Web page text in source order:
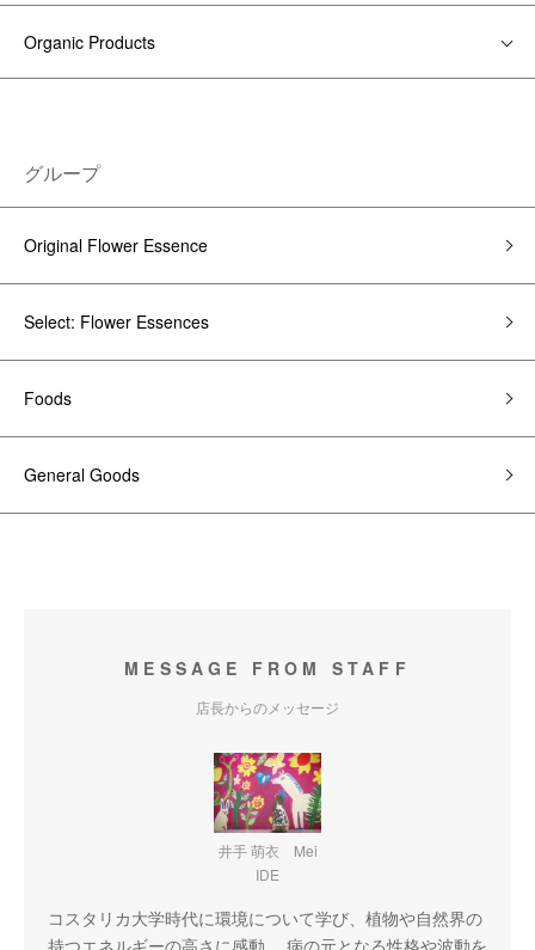
Organic Products
グループ
Original Flower Essence
Select: Flower Essences
Foods
General Goods
MESSAGE FROM STAFF
店長からのメッセージ
井手 萌衣 Mei
IDE
コスタリカ大学時代に環境について学び、植物や自然界の